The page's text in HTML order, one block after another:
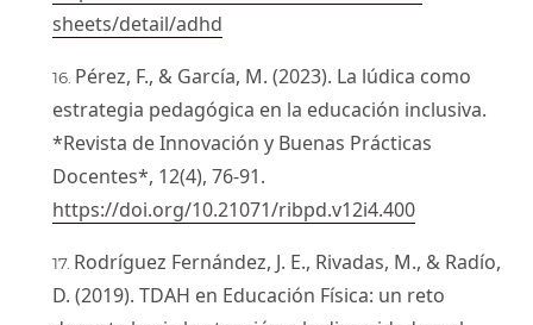
sheets/detail/adhd
Pérez, F., & García, M. (2023). La lúdica como
estrategia pedagógica en la educación inclusiva.
*Revista de Innovación y Buenas Prácticas
Docentes*, 12(4), 76-91.
https://doi.org/10.21071/ribpd.v12i4.400
Rodríguez Fernández, J. E., Rivadas, M., & Radío,
D. (2019). TDAH en Educación Física: un reto